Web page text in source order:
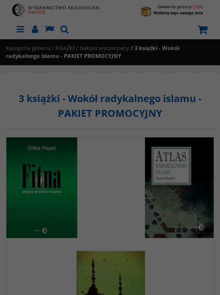
MenuPanelLangSzukaj
Kategoria główna / KSIĄŻKI / Nakład wyczerpany / 3 książki - Wokół
radykalnego islamu - PAKIET PROMOCYJNY
3 książki - Wokół radykalnego islamu -
PAKIET PROMOCYJNY